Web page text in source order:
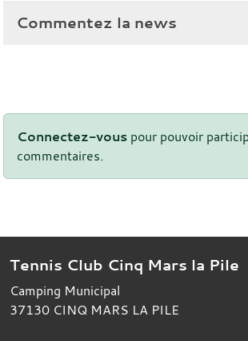
Commentez la news
Connectez-vous pour pouvoir
commentaires.
Tennis Club Cinq Mars la Pile
Camping Municipal
37130 CINQ MARS LA PILE